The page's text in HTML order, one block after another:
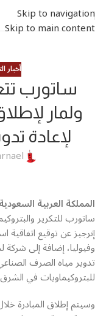
Skip to navigation
Skip to main content
أخبار
ساتورب
ولمار
لإعادة
المملكة العربية السعودية، الجبيل
ساتورب للتكرير
وفيوليا، إضافة إلى
تدوير مياه الصرف
للبتروكيماويات في